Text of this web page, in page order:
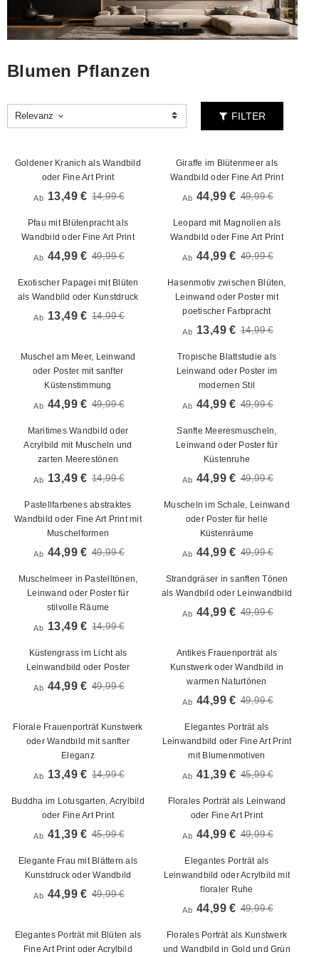
Blumen Pflanzen
Relevanz keyboard_arrow_down FILTER
Goldener Kranich als Wandbild
oder Fine Art Print
Ab 13,49 € 14,99 €
Giraffe im Blütenmeer als
Wandbild oder Fine Art Print
Ab 44,99 € 49,99 €
Pfau mit Blütenpracht als
Wandbild oder Fine Art Print
Ab 44,99 € 49,99 €
Leopard mit Magnolien als
Wandbild oder Fine Art Print
Ab 44,99 € 49,99 €
Exotischer Papagei mit Blüten
als Wandbild oder Kunstdruck
Ab 13,49 € 14,99 €
Hasenmotiv zwischen Blüten,
Leinwand oder Poster mit
poetischer Farbpracht
Ab 13,49 € 14,99 €
Muschel am Meer, Leinwand
oder Poster mit sanfter
Küstenstimmung
Ab 44,99 € 49,99 €
Tropische Blattstudie als
Leinwand oder Poster im
modernen Stil
Ab 44,99 € 49,99 €
Maritimes Wandbild oder
Acrylbild mit Muscheln und
zarten Meerestönen
Ab 13,49 € 14,99 €
Sanfte Meeresmuscheln,
Leinwand oder Poster für
Küstenruhe
Ab 44,99 € 49,99 €
Pastellfarbenes abstraktes
Wandbild oder Fine Art Print mit
Muschelformen
Ab 44,99 € 49,99 €
Muscheln im Schale, Leinwand
oder Poster für helle
Küstenräume
Ab 44,99 € 49,99 €
Muschelmeer in Pastelltönen,
Leinwand oder Poster für
stilvolle Räume
Ab 13,49 € 14,99 €
Strandgräser in sanften Tönen
als Wandbild oder Leinwandbild
Ab 44,99 € 49,99 €
Küstengrass im Licht als
Leinwandbild oder Poster
Ab 44,99 € 49,99 €
Antikes Frauenporträt als
Kunstwerk oder Wandbild in
warmen Naturtönen
Ab 44,99 € 49,99 €
Florale Frauenporträt Kunstwerk
oder Wandbild mit sanfter
Eleganz
Ab 13,49 € 14,99 €
Elegantes Porträt als
Leinwandbild oder Fine Art Print
mit Blumenmotiven
Ab 41,39 € 45,99 €
Buddha im Lotusgarten, Acrylbild
oder Fine Art Print
Ab 41,39 € 45,99 €
Florales Porträt als Leinwand
oder Fine Art Print
Ab 44,99 € 49,99 €
Elegante Frau mit Blättern als
Kunstdruck oder Wandbild
Ab 44,99 € 49,99 €
Elegantes Porträt als
Leinwandbild oder Acrylbild mit
floraler Ruhe
Ab 44,99 € 49,99 €
Elegantes Porträt mit Blüten als
Fine Art Print oder Acrylbild
Florales Porträt als Kunstwerk
und Wandbild in Gold und Grün